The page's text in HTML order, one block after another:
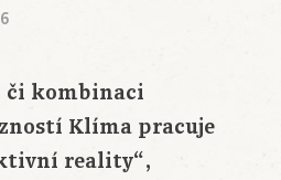
či kombinaci
Klíma pracuje
reality“,